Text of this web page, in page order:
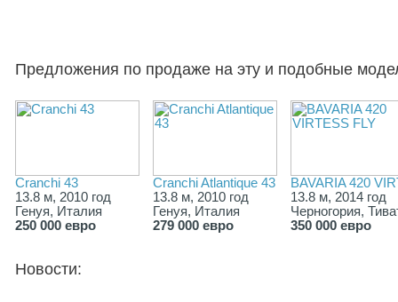
Предложения по продаже на эту и подобные
Cranchi 43
13.8 м, 2010 год
Генуя, Италия
250 000 евро
Cranchi Atlantique 43
13.8 м, 2010 год
Генуя, Италия
279 000 евро
BAVARIA 420
13.8 м, 2014 год
Черногория,
350 000 евро
Новости: